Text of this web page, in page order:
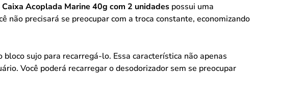
Acoplada Marine 40g com 2 unidades possui uma
não precisará se preocupar com a troca constante, economizando
sujo para recarregá-lo. Essa característica não apenas
Você poderá recarregar o desodorizador sem se preocupar